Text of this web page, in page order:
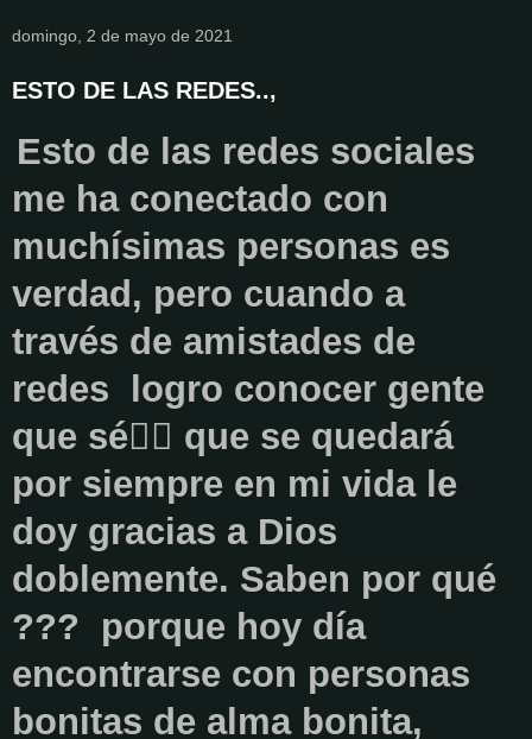
domingo, 2 de mayo de 2021
ESTO DE LAS REDES..,
Esto de las redes sociales
me ha conectado con
muchísimas personas es
verdad, pero cuando a
través de amistades de
redes logro conocer gente
que sé👉🏻 que se quedará
por siempre en mi vida le
doy gracias a Dios
doblemente. Saben por qué
??? porque hoy día
encontrarse con personas
bonitas de alma bonita,